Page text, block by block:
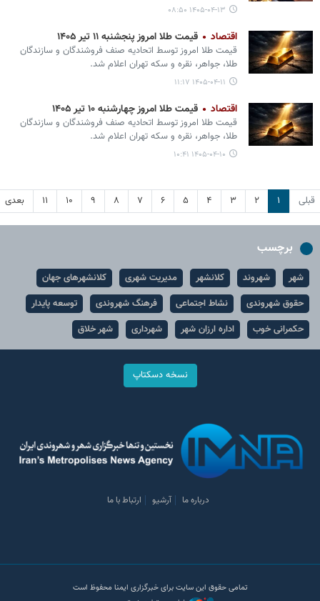
۱۴۰۵-۰۴-۱۳ ۰۸:۵۰
اقتصاد قیمت طلا امروز پنجشنبه ۱۱ تیر ۱۴۰۵
قیمت طلا امروز توسط اتحادیه صنف فروشندگان و سازندگان
طلا، جواهر، نقره و سکه تهران اعلام شد.
۱۴۰۵-۰۴-۱۱ ۱۱:۱۷
اقتصاد قیمت طلا امروز چهارشنبه ۱۰ تیر ۱۴۰۵
قیمت طلا امروز توسط اتحادیه صنف فروشندگان و سازندگان
طلا، جواهر، نقره و سکه تهران اعلام شد.
۱۴۰۵-۰۴-۱۰ ۱۰:۴۱
قبلی ۱ ۲ ۳ ۴ ۵ ۶ ۷ ۸ ۹ ۱۰ ۱۱ بعدی
برچسب
شهر شهروند کلانشهر مدیریت شهری
کلانشهرهای جهان
حقوق شهروندی
نشاط اجتماعی فرهنگ شهروندی
توسعه پایدار
حکمرانی خوب
اداره ارزان شهر شهرداری شهر خلاق
نسخه دسکتاپ
درباره ما آرشیو ارتباط با ما
تمامی حقوق این سایت برای خبرگزاری ایمنا محفوظ است